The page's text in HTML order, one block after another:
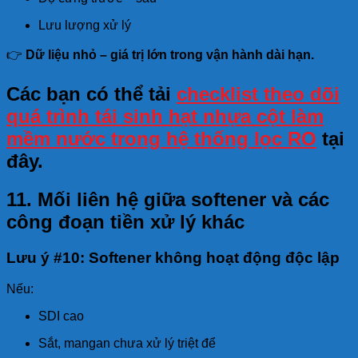
Lưu lượng xử lý
👉 Dữ liệu nhỏ – giá trị lớn trong vận hành dài hạn.
Các bạn có thể tải checklist theo dõi
quá trình tái sinh hạt nhựa cột làm
mềm nước trong hệ thống lọc RO tại
đây.
11. Mối liên hệ giữa softener và các
công đoạn tiền xử lý khác
Lưu ý #10: Softener không hoạt động độc lập
Nếu:
SDI cao
Sắt, mangan chưa xử lý triệt để